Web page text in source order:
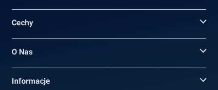
Cechy
O Nas
Informacje